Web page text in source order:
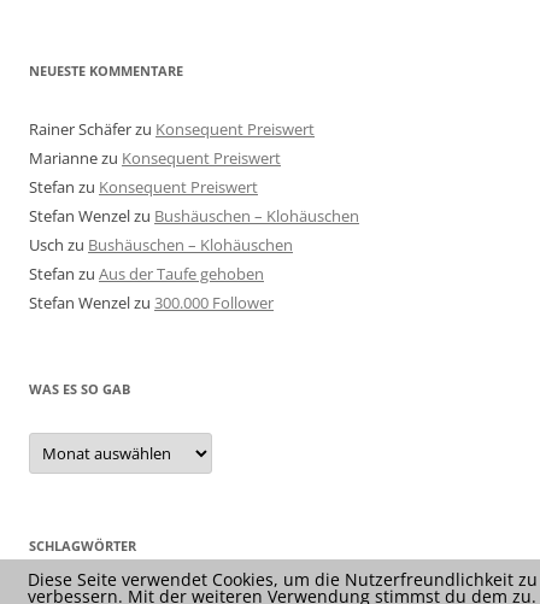
NEUESTE KOMMENTARE
Rainer Schäferzu Konsequent Preiswert
Mariannezu Konsequent Preiswert
Stefan zu Konsequent Preiswert
Stefan Wenzelzu Bushäuschen – Klohäuschen
Usch zu Bushäuschen – Klohäuschen
Stefan zu Aus der Taufe gehoben
Stefan Wenzelzu 300.000 Follower
WAS ES SO GAB
Was
es
so
SCHLAGWÖRTER
Diese Seite verwendet Cookies, um die Nutzerfreundlichkeit zu
verbessern. Mit der weiteren Verwendung stimmst du dem zu.